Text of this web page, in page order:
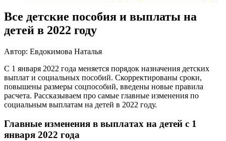
Все детские пособия и выплаты на
детей в 2022 году
Автор: Евдокимова Наталья
С 1 января 2022 года меняется порядок назначения детских
выплат и социальных пособий. Скорректированы сроки,
повышены размеры соцпособий, введены новые правила
расчета. Рассказываем про самые главные изменения по
социальным выплатам на детей в 2022 году.
Главные изменения в выплатах на детей с 1
января 2022 года